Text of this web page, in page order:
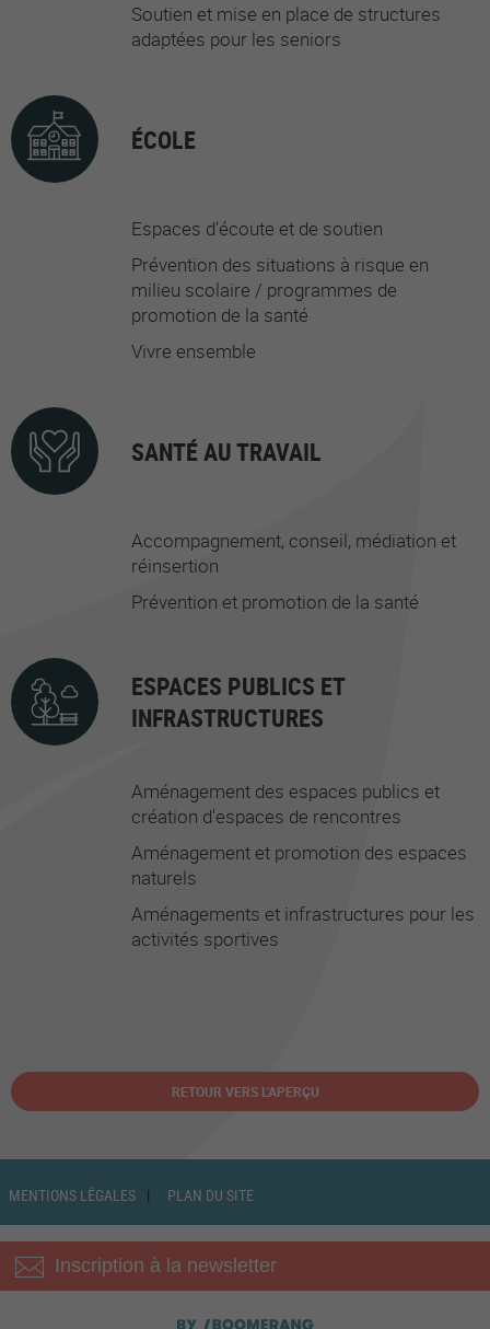
Soutien et mise en place de structures
adaptées pour les seniors
ÉCOLE
Espaces d'écoute et de soutien
Prévention des situations à risque en
milieu scolaire / programmes de
promotion de la santé
Vivre ensemble
SANTÉ AU TRAVAIL
Accompagnement, conseil, médiation et
réinsertion
Prévention et promotion de la santé
ESPACES PUBLICS ET
INFRASTRUCTURES
Aménagement des espaces publics et
création d'espaces de rencontres
Aménagement et promotion des espaces
naturels
Aménagements et infrastructures pour les
activités sportives
RETOUR VERS L'APERÇU
MENTIONS LÉGALES PLAN DU SITE
Inscription à la newsletter